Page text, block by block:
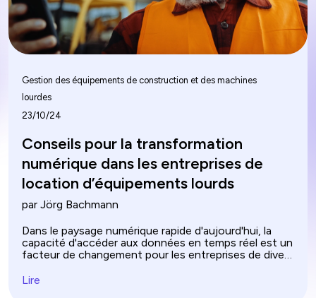
Gestion des équipements de construction et des machines
lourdes
23/10/24
Conseils pour la transformation
numérique dans les entreprises de
location d’équipements lourds
par Jörg Bachmann
Dans le paysage numérique rapide d'aujourd'hui, la
capacité d'accéder aux données en temps réel est un
facteur de changement pour les entreprises de divers
recherchent l'efficacité et l'agilité, l'automatisation
Lire